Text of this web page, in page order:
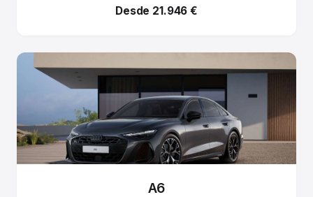
Desde 21.946 €
A6